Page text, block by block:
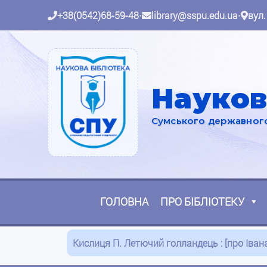
+38(0542)68-59-48• library@sspu.edu.ua•
Сумського
ГОЛОВНА ПРО БІБЛІОТЕКУ
Кислиця П. Летючий голландець : [про